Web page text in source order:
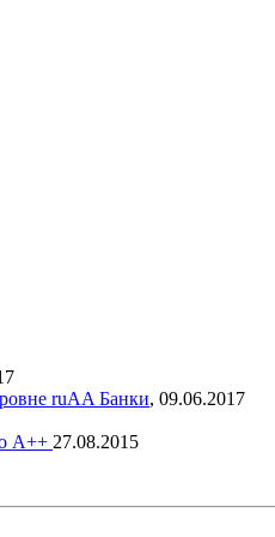
ruAA Банки, 09.06.2017
А++ 27.08.2015